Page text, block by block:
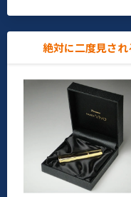
絶対に二度見され